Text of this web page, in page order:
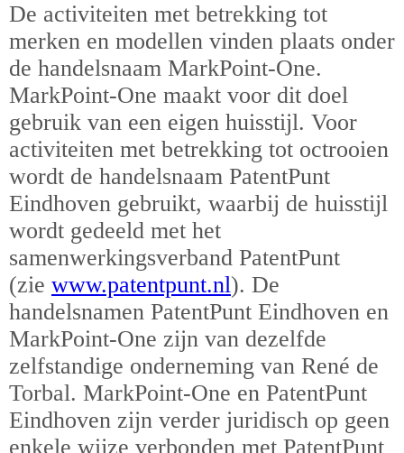
De activiteiten met betrekking tot
merken en modellen vinden plaats onder
de handelsnaam MarkPoint-One.
MarkPoint-One maakt voor dit doel
gebruik van een eigen huisstijl. Voor
activiteiten met betrekking tot octrooien
wordt de handelsnaam PatentPunt
Eindhoven gebruikt, waarbij de huisstijl
wordt gedeeld met het
samenwerkingsverband PatentPunt
(zie www.patentpunt.nl). De
handelsnamen PatentPunt Eindhoven en
MarkPoint-One zijn van dezelfde
zelfstandige onderneming van René de
Torbal. MarkPoint-One en PatentPunt
Eindhoven zijn verder juridisch op geen
enkele wijze verbonden met PatentPunt